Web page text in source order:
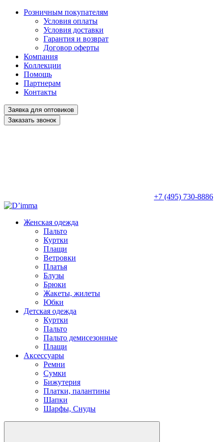
Розничным покупателям
Условия оплаты
Условия доставки
Гарантия и возврат
Договор оферты
Компания
Коллекции
Помощь
Партнерам
Контакты
Заявка для оптовиков
Заказать звонок
+7 (495) 730-8886
Женская одежда
Пальто
Куртки
Плащи
Ветровки
Платья
Блузы
Брюки
Жакеты, жилеты
Юбки
Детская одежда
Куртки
Пальто
Пальто демисезонные
Плащи
Аксессуары
Ремни
Сумки
Бижутерия
Платки, палантины
Шапки
Шарфы, Снуды